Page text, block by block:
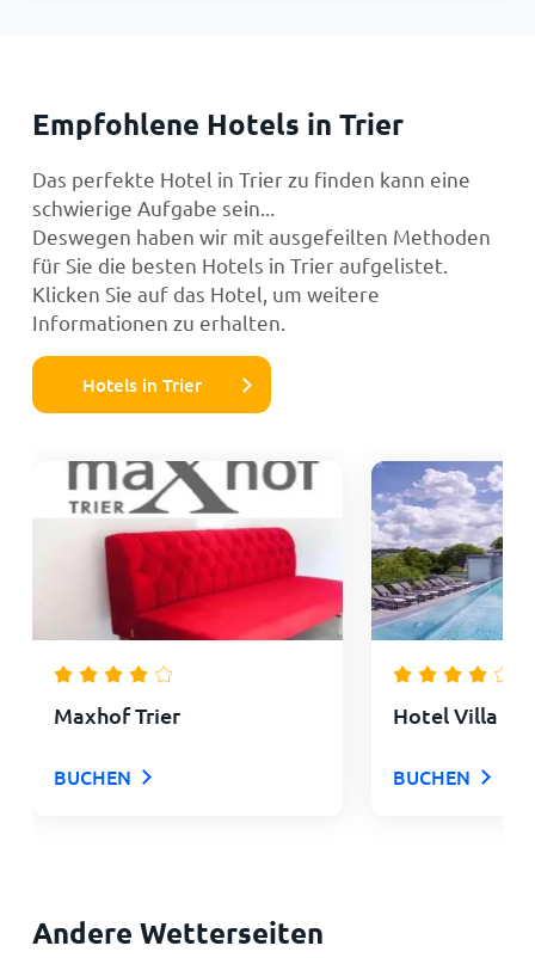
Empfohlene Hotels in Trier
Das perfekte Hotel in Trier zu finden kann eine
schwierige Aufgabe sein...
Deswegen haben wir mit ausgefeilten Methoden
für Sie die besten Hotels in Trier aufgelistet.
Klicken Sie auf das Hotel, um weitere
Informationen zu erhalten.
Hotels in Trier
Maxhof Trier
BUCHEN
Hotel Villa
BUCHEN
Andere Wetterseiten